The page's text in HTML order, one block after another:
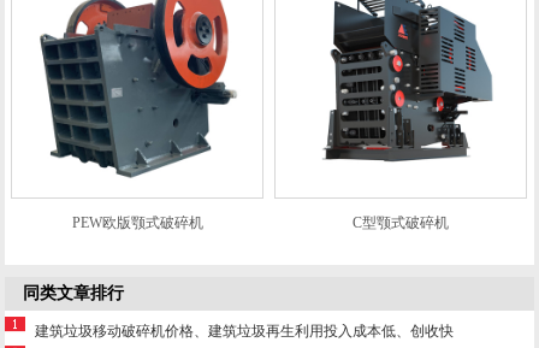
PEW欧版颚式破碎机 C型颚式破碎机
同类文章排行
建筑垃圾移动破碎机价格、建筑垃圾再生利用投入成本低、创收快